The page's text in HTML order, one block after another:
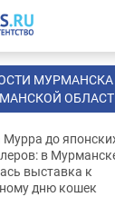
МУРМАНСКА
Мурра до
в
выставка к
дню кошек